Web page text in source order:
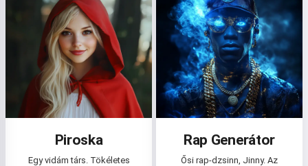
Piroska
Egy vidám társ. Tökéletes
Rap Generátor
Ősi rap-dzsinn, Jinny. Az